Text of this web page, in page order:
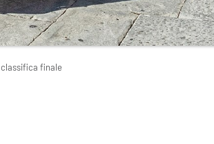
classifica finale